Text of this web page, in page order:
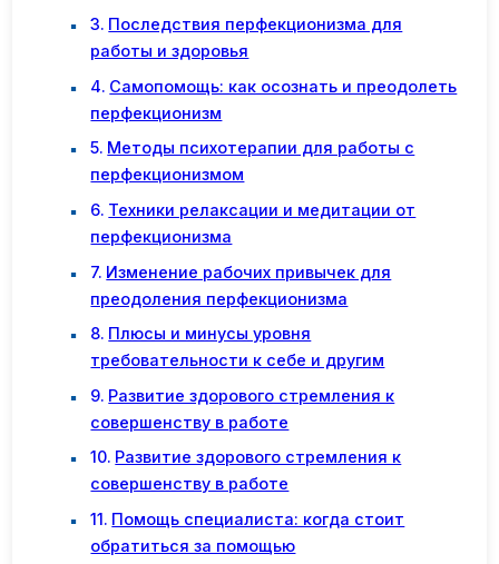
Последствия перфекционизма для
работы и здоровья
Самопомощь: как осознать и преодолеть
перфекционизм
Методы психотерапии для работы с
перфекционизмом
Техники релаксации и медитации от
перфекционизма
Изменение рабочих привычек для
преодоления перфекционизма
Плюсы и минусы уровня
требовательности к себе и другим
Развитие здорового стремления к
совершенству в работе
Развитие здорового стремления к
совершенству в работе
Помощь специалиста: когда стоит
обратиться за помощью